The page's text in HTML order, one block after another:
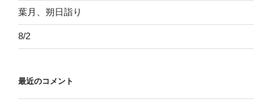
葉月、朔日詣り
8/2
最近のコメント